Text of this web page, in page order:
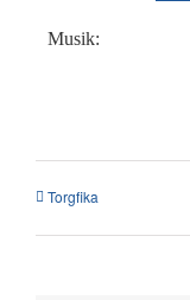
Musik:
Torgfika